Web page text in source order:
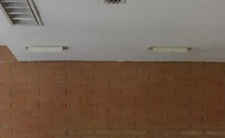
Gli allievi che hanno terminato la XXXII
edizione del corso Master si sono subito
inseriti nel mondo del lavoro occupando
prestigiose...